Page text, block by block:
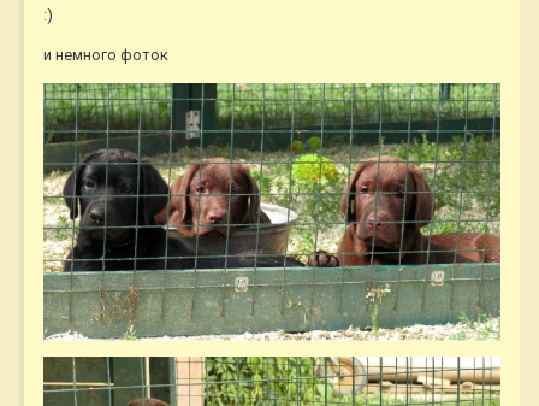
:)
и немного фоток